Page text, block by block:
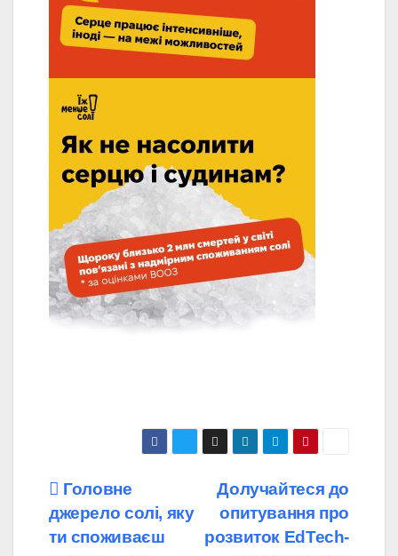
Навігація
записів
Долучайтеся до
опитування про
розвиток EdTech-
Головне
джерело солі, яку
ти споживаєш